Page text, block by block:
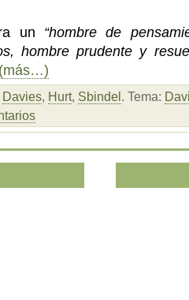
un “hombre de
hombre prudente y
(más…)
Davies, Hurt, Sbindel . Tema: